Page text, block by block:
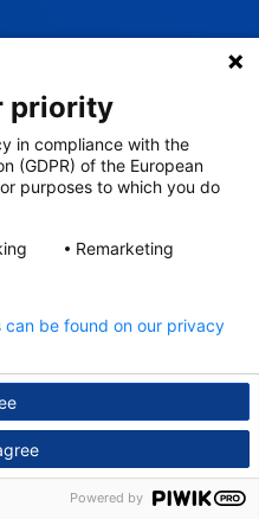
priority
in compliance with the
(GDPR) of the European
purposes to which you do
Remarketing
can be found on our privacy
Powered by